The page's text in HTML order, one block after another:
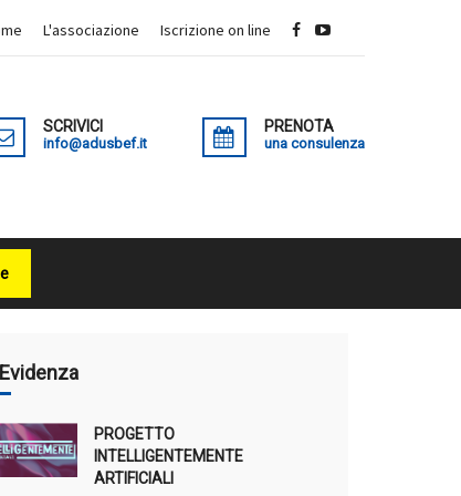
L'associazione Iscrizione on line
SCRIVICI
info@adusbef.it
PRENOTA
una consulenza
X
PROGETTO
INTELLIGENTEMENTE
ARTIFICIALI